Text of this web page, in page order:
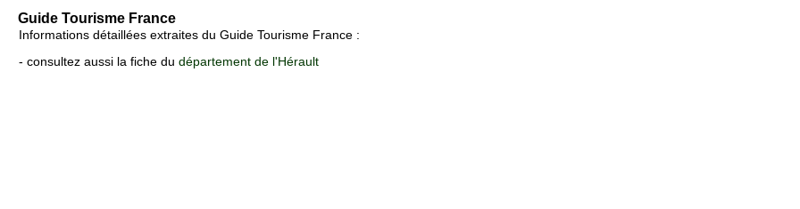
Guide Tourisme France
Informations détaillées extraites du Guide Tourisme France :
- consultez aussi la fiche du département de l'Hérault